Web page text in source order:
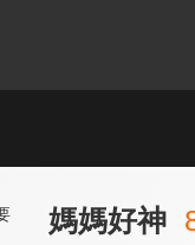
媽媽好神